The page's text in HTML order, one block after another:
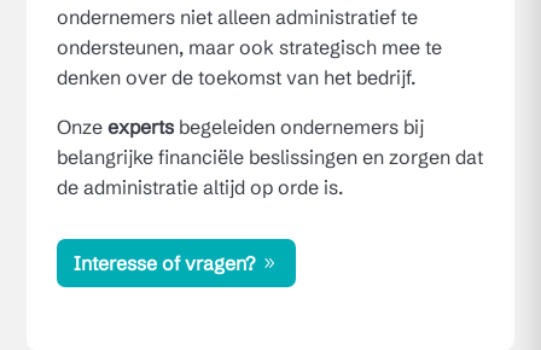
ondernemers niet alleen administratief te
ondersteunen, maar ook strategisch mee te
denken over de toekomst van het bedrijf.
Onzeexperts begeleiden ondernemers bij
belangrijke financiële beslissingen en zorgen dat
de administratie altijd op orde is.
Interesse of vragen?